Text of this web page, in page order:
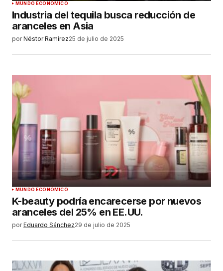
MUNDO ECONÓMICO
Industria del tequila busca reducción de
aranceles en Asia
por Néstor Ramírez25 de julio de 2025
MUNDO ECONÓMICO
K-beauty podría encarecerse por nuevos
aranceles del 25% en EE.UU.
por Eduardo Sánchez29 de julio de 2025